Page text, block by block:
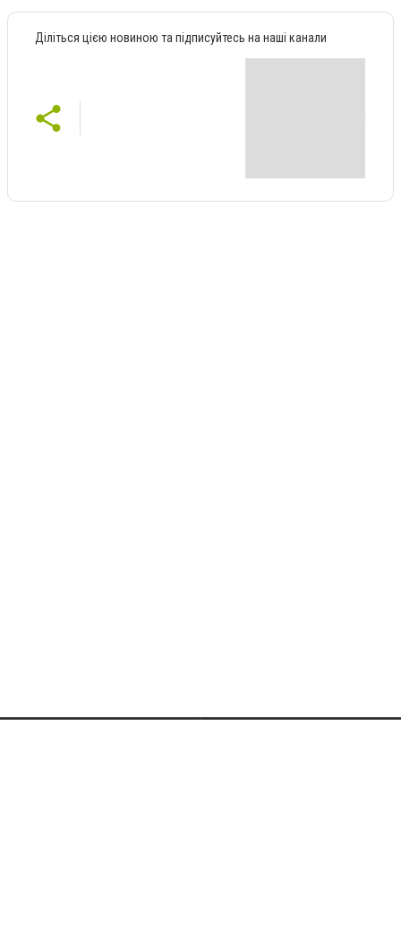
Діліться цією новиною та підписуйтесь на наші канали